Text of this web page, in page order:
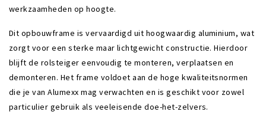
werkzaamheden op hoogte.
Dit opbouwframe is vervaardigd uit hoogwaardig aluminium, wat
zorgt voor een sterke maar lichtgewicht constructie. Hierdoor
blijft de rolsteiger eenvoudig te monteren, verplaatsen en
demonteren. Het frame voldoet aan de hoge kwaliteitsnormen
die je van Alumexx mag verwachten en is geschikt voor zowel
particulier gebruik als veeleisende doe-het-zelvers.